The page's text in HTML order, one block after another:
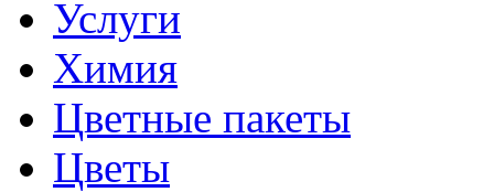
Услуги
Химия
Цветные пакеты
Цветы